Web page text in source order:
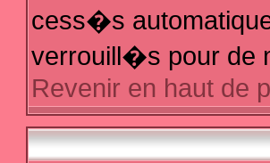
cess�s
verrouill�s pour de
Revenir en haut de